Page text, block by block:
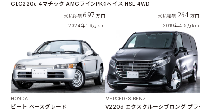
GLC220d 4マチック AMGラインPKG （ISG搭載）
支払総額697 万円
2024年1.6万km
Iペイス HSE 4WD
支払総額 264 万円
2019年4.5万km
HONDA
ビート ベースグレード
MERCEDES BENZ
V220d エクスクルーシブロング プラチナス